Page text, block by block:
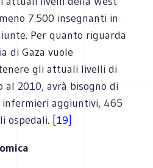
7.500 insegnanti in
Per quanto riguarda
di Gaza vuole
gli attuali livelli di
al 2010, avrà bisogno di
aggiuntivi, 465
ospedali. [19]